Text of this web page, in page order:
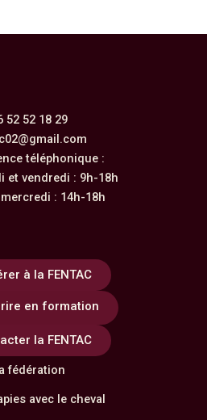
52 52 18 29
téléphonique :
et vendredi : 9h-18h
: 14h-18h
à la FENTAC
en formation
la FENTAC
fédération
avec le cheval